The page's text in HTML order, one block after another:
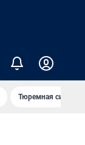
Тюремная